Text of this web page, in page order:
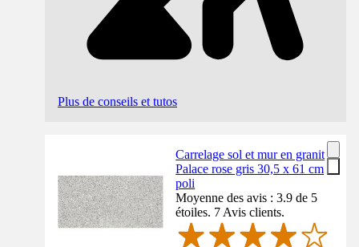
Plus de conseils et tutos
Carrelage sol et mur en granit
Palace rose gris 30,5 x 61 cm
poli
Moyenne des avis : 3.9 de 5
étoiles. 7 Avis clients.